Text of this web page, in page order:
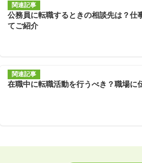
関連記事
公務員に転職するときの相談先は？仕
てご紹介
関連記事
在職中に転職活動を行うべき？職場に